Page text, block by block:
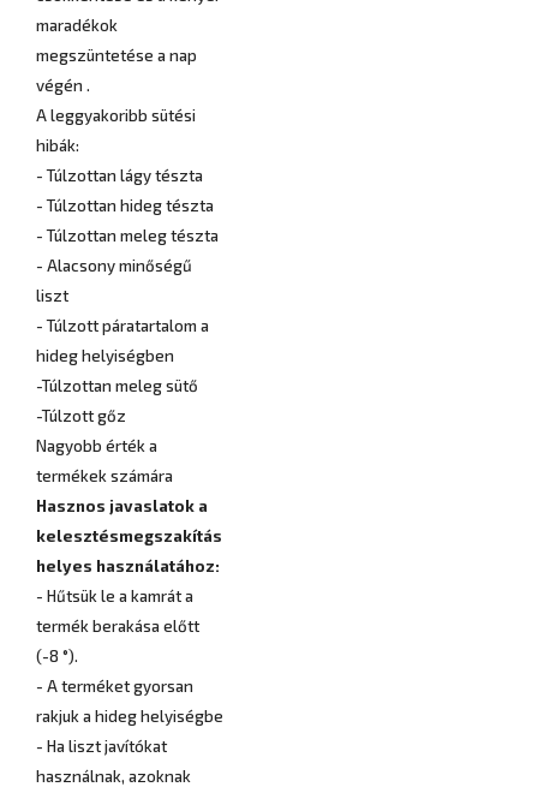
maradékok
megszüntetése a nap
végén .
A leggyakoribb sütési
hibák:
- Túlzottan lágy tészta
- Túlzottan hideg tészta
- Túlzottan meleg tészta
- Alacsony minőségű
liszt
- Túlzott páratartalom a
hideg helyiségben
-Túlzottan meleg sütő
-Túlzott gőz
Nagyobb érték a
termékek számára
Hasznos javaslatok a
kelesztésmegszakítás
helyes használatához:
- Hűtsük le a kamrát a
termék berakása előtt
(-8 °).
- A terméket gyorsan
rakjuk a hideg helyiségbe
- Ha liszt javítókat
használnak, azoknak